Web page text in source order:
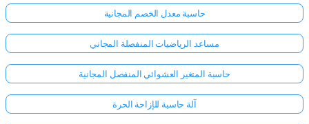
حاسبة معدل الخصم المجانية
مساعد الرياضيات المنفصلة المجاني
حاسبة المتغير العشوائي المنفصل المجانية
آلة حاسبة للإزاحة الحرة